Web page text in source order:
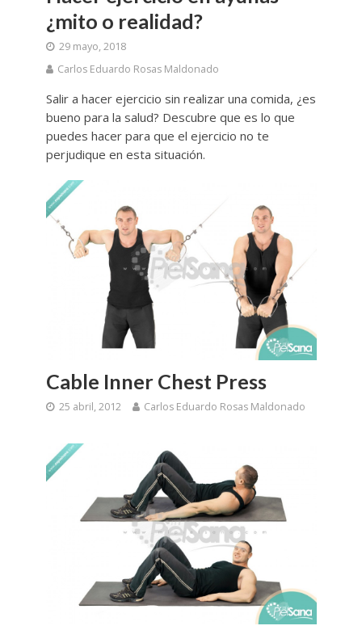
¿mito o realidad?
29 mayo, 2018
Carlos Eduardo Rosas Maldonado
Salir a hacer ejercicio sin realizar una comida, ¿es
bueno para la salud? Descubre que es lo que
puedes hacer para que el ejercicio no te
perjudique en esta situación.
Cable Inner Chest Press
25 abril, 2012 Carlos Eduardo Rosas Maldonado